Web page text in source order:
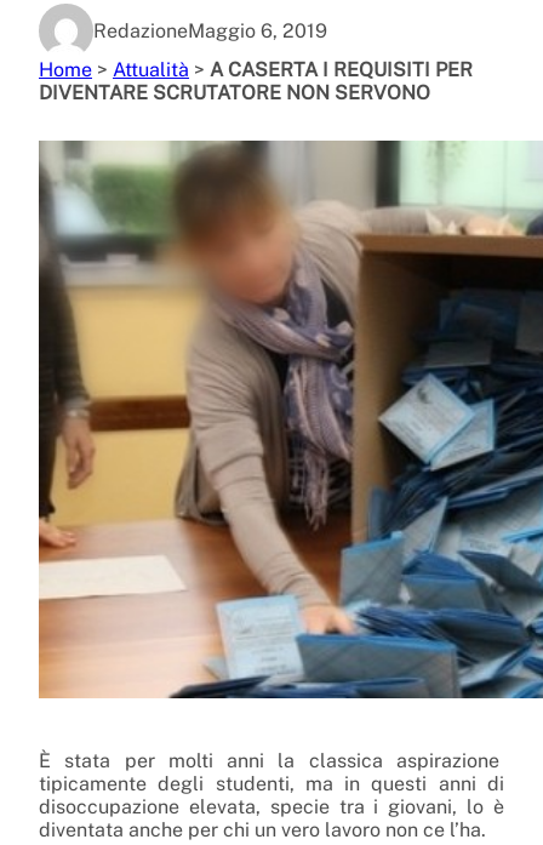
RedazioneMaggio 6, 2019
Home > Attualità > A CASERTA I REQUISITI PER
DIVENTARE SCRUTATORE NON SERVONO
È stata per molti anni la classica aspirazione
tipicamente degli studenti, ma in questi anni di
disoccupazione elevata, specie tra i giovani, lo è
diventata anche per chi un vero lavoro non ce l’ha.